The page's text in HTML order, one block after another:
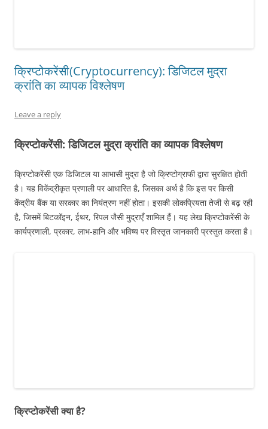
क्रिप्टोकरेंसी(Cryptocurrency): डिजिटल मुद्रा
क्रांति का व्यापक विश्लेषण
Leave a reply
क्रिप्टोकरेंसी: डिजिटल मुद्रा क्रांति का व्यापक विश्लेषण
क्रिप्टोकरेंसी एक डिजिटल या आभासी मुद्रा है जो क्रिप्टोग्राफी द्वारा सुरक्षित होती
है। यह विकेंद्रीकृत प्रणाली पर आधारित है, जिसका अर्थ है कि इस पर किसी
केंद्रीय बैंक या सरकार का नियंत्रण नहीं होता। इसकी लोकप्रियता तेजी से बढ़ रही
है, जिसमें बिटकॉइन, ईथर, रिपल जैसी मुद्राएँ शामिल हैं। यह लेख क्रिप्टोकरेंसी के
कार्यप्रणाली, प्रकार, लाभ-हानि और भविष्य पर विस्तृत जानकारी प्रस्तुत करता है।
क्रिप्टोकरेंसी क्या है?